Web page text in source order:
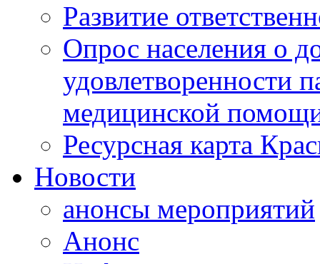
Развитие
Опрос населения о
удовлетворенности
медицинской
Ресурсная карта
Новости
анонсы мероприятий
Анонс